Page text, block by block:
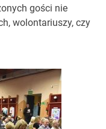
gości nie
wolontariuszy, czy